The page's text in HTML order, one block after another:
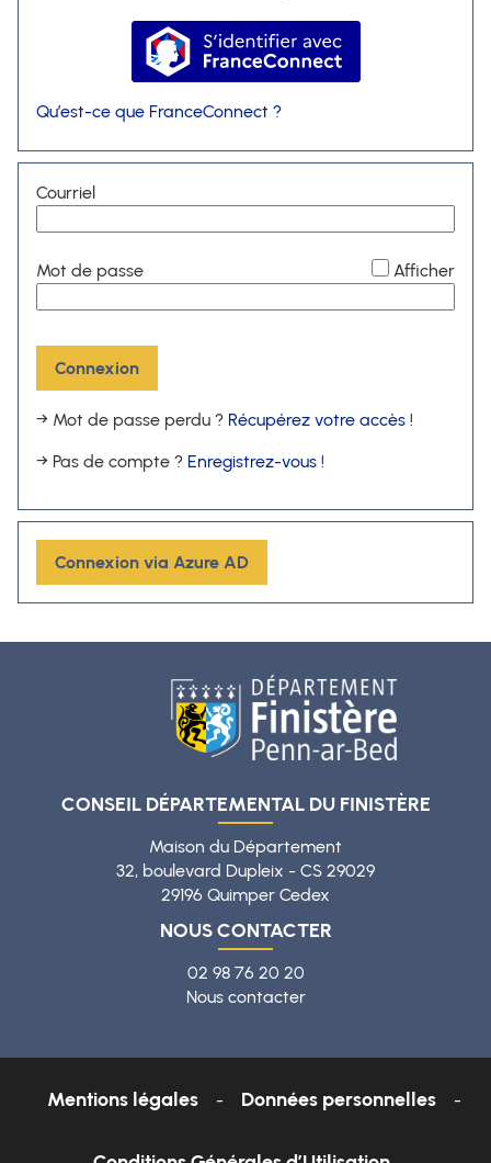
S’identifier avec
Qu’est-ce que FranceConnect ?
Courriel
Mot de passe Afficher
Connexion
→ Mot de passe perdu ? Récupérez votre accès !
→ Pas de compte ? Enregistrez-vous !
Connexion via Azure AD
CONSEIL DÉPARTEMENTAL DU FINISTÈRE
Maison du Département
32, boulevard Dupleix - CS 29029
29196 Quimper Cedex
NOUS CONTACTER
02 98 76 20 20
Nous contacter
Mentions légales Données personnelles